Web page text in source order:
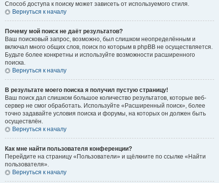
Способ доступа к поиску может зависеть от используемого стиля.
Вернуться к началу
Почему мой поиск не даёт результатов?
Ваш поисковый запрос, возможно, был слишком неопределённым и
включал много общих слов, поиск по которым в phpBB не осуществляется.
Будьте более конкретны и используйте возможности расширенного
поиска.
Вернуться к началу
В результате моего поиска я получил пустую страницу!
Ваш поиск дал слишком большое количество результатов, которые веб-
сервер не смог обработать. Используйте «Расширенный поиск», более
точно задавайте условия поиска и форумы, на которых он должен быть
осуществлён.
Вернуться к началу
Как мне найти пользователя конференции?
Перейдите на страницу «Пользователи» и щёлкните по ссылке «Найти
пользователя».
Вернуться к началу